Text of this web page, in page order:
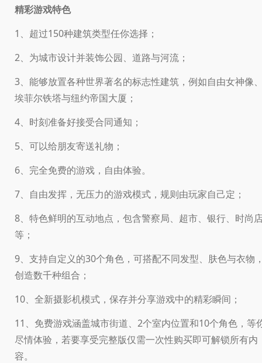
精彩游戏特色
1、超过150种建筑类型任你选择；
2、为城市设计并装饰公园、道路与河流；
3、能够放置各种世界著名的标志性建筑，例如自由女神像
埃菲尔铁塔与纽约帝国大厦；
4、时刻准备好接受合同通知；
5、可以给朋友寄送礼物；
6、完全免费的游戏，自由体验。
7、自由发挥，无压力的游戏模式，规则由玩家自己定；
8、特色鲜明的互动地点，包含警察局、超市、银行、时尚
等；
9、支持自定义的30个角色，可搭配不同发型、肤色与衣物
创造数千种组合；
10、全新摄影机模式，保存并分享游戏中的精彩瞬间；
11、免费游戏涵盖城市街道、2个室内位置和10个角色，等
尽情体验，若要享受完整版仅需一次性购买即可解锁所有内
容。